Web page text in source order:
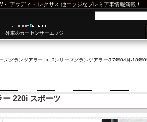
・ アウディ ・ レクサス 他エッジなプレミア車情報満載！
外車のカーセンサーエッジ
ズグランツアラー > 2シリーズグランツアラー(17年04月-18年
ー 220i スポーツ